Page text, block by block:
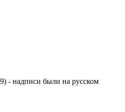
- надписи были на русском